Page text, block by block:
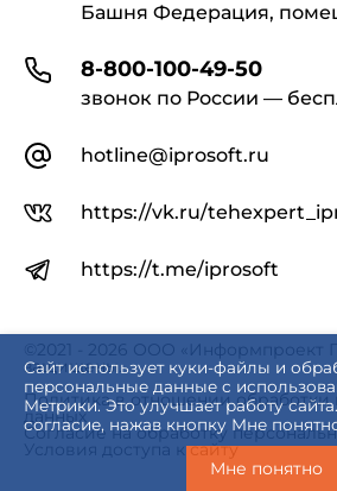
Сайт использует куки-файлы и
персональные данные с
Метрики. Это улучшает работу
согласие, нажав кнопку Мне
Мне понятно
Башня Федерация,
8-800-100-49-50
звонок по России —
hotline@iprosoft.ru
https://vk.ru/
https://t.me/iprosoft
©2021 - 2026 ООО «Информпроект
защищены.
Политика в отношении обработки
данных
Согласие на обработку
Условия доступа к сайту